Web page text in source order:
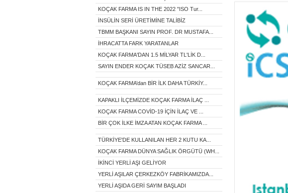
KOÇAK FARMA IS IN THE 2022 "ISO Tur...
İNSÜLİN SERİ ÜRETİMİNE TALİBİZ
TBMM BAŞKANI SAYIN PROF. DR MUSTAFA...
İHRACATTA FARK YARATANLAR
KOÇAK FARMA'DAN 1.5 MİLYAR TL'LİK D...
SAYIN ENDER KOÇAK TÜSEB AZİZ SANCAR...
KOÇAK FARMA’dan BİR İLK DAHA TÜRKİY...
KAPAKLI İLÇEMİZDE KOÇAK FARMA İLAÇ ...
KOÇAK FARMA COVİD-19 İÇİN İLAÇ VE ...
BİR ÇOK İLKE İMZA ATAN KOÇAK FARMA ...
TÜRKİYE'DE KULLANILAN HER 2 KUTU KA...
KOÇAK FARMA DÜNYA SAĞLIK ÖRGÜTÜ (WH...
İKİNCİ YERLİ AŞI GELİYOR
YERLİ AŞILAR ÇERKEZKÖY FABRİKAMIZDA...
YERLİ AŞIDA GERİ SAYIM BAŞLADI